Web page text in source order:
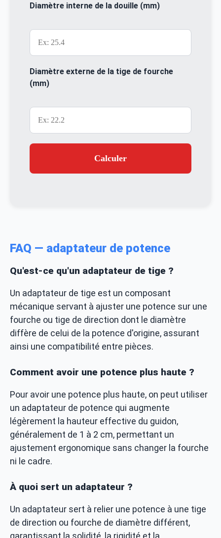
Diamètre interne de la douille (mm)
Diamètre externe de la tige de fourche
(mm)
Calculer
FAQ — adaptateur de potence
Qu'est-ce qu'un adaptateur de tige ?
Un adaptateur de tige est un composant
mécanique servant à ajuster une potence sur une
fourche ou tige de direction dont le diamètre
diffère de celui de la potence d'origine, assurant
ainsi une compatibilité entre pièces.
Comment avoir une potence plus haute ?
Pour avoir une potence plus haute, on peut utiliser
un adaptateur de potence qui augmente
légèrement la hauteur effective du guidon,
généralement de 1 à 2 cm, permettant un
ajustement ergonomique sans changer la fourche
ni le cadre.
À quoi sert un adaptateur ?
Un adaptateur sert à relier une potence à une tige
de direction ou fourche de diamètre différent,
garantissant la solidité, la rigidité et la